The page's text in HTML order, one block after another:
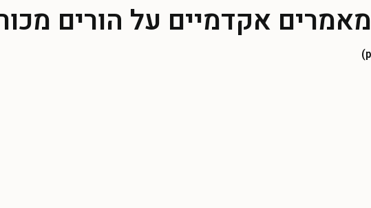
מאמרים אקדמיים על הורים